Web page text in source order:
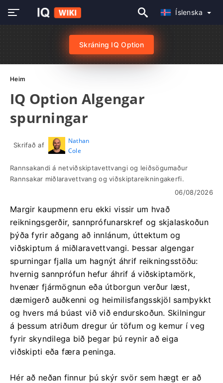
Íslenska
Skráning IQ Option
Heim
IQ Option Algengar
spurningar
Skrifað af
Nathan
Cole
Rannsakandi á netviðskiptavettvangi og leiðsögumaður
Rannsakar miðlaravettvang og viðskiptareikningakerfi.
06/08/2026
Margir kaupmenn eru ekki vissir um hvað
reikningsgerðir, sannprófunarskref og skjalaskoðun
þýða fyrir aðgang að innlánum, úttektum og
viðskiptum á miðlaravettvangi. Þessar algengar
spurningar fjalla um hagnýt áhrif reikningsstöðu:
hvernig sannprófun hefur áhrif á viðskiptamörk,
hvenær fjármögnun eða útborgun verður læst,
dæmigerð auðkenni og heimilisfangsskjöl samþykkt
og hvers má búast við við endurskoðun. Skilningur
á þessum atriðum dregur úr töfum og kemur í veg
fyrir skyndilega bið þegar þú reynir að eiga
viðskipti eða færa peninga.
Hér að neðan finnur þú skýr svör sem hægt er að